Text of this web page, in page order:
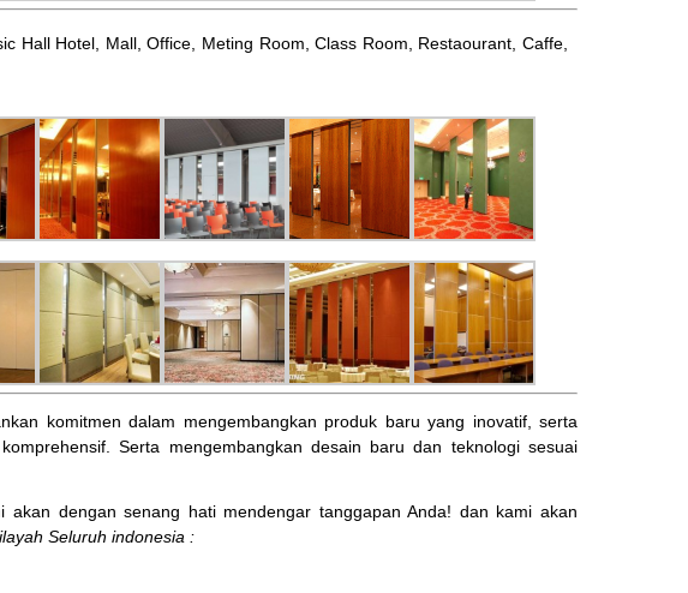
Hall Hotel, Mall, Office, Meting Room, Class Room, Restaourant, Caffe,
komitmen dalam mengembangkan produk baru yang inovatif, serta
Serta mengembangkan desain baru dan teknologi sesuai
akan dengan senang hati mendengar tanggapan Anda! dan kami akan
Seluruh indonesia :